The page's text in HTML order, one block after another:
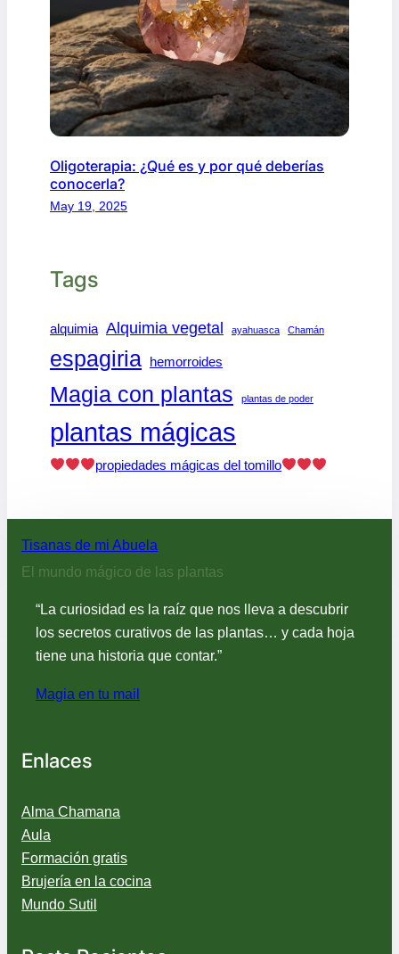
Oligoterapia: ¿Qué es y por qué deberías
conocerla?
May 19, 2025
Tags
alquimia Alquimia vegetal ayahuasca Chamán
espagiria hemorroides
Magia con plantas plantas de poder
plantas mágicas
propiedades mágicas del tomillo
Tisanas de mi Abuela
El mundo mágico de las plantas
“La curiosidad es la raíz que nos lleva a descubrir
los secretos curativos de las plantas… y cada hoja
tiene una historia que contar.”
Magia en tu mail
Enlaces
Alma Chamana
Aula
Formación gratis
Brujería en la cocina
Mundo Sutil